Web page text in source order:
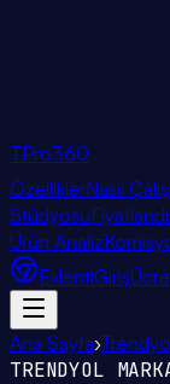
TPro360
ÖzelliklerNasıl
Stüdyosu
Ürün Analiz
EklentiGiriş
Ana Sayfa›
TRENDYOL